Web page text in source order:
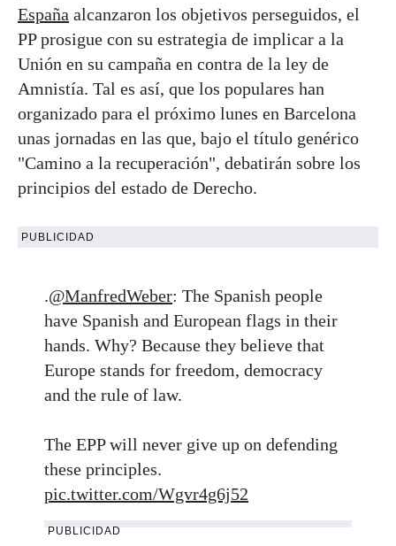
España alcanzaron los objetivos perseguidos, el
PP prosigue con su estrategia de implicar a la
Unión en su campaña en contra de la ley de
Amnistía. Tal es así, que los populares han
organizado para el próximo lunes en Barcelona
unas jornadas en las que, bajo el título genérico
"Camino a la recuperación", debatirán sobre los
principios del estado de Derecho.
PUBLICIDAD
.@ManfredWeber: The Spanish people
have Spanish and European flags in their
hands. Why? Because they believe that
Europe stands for freedom, democracy
and the rule of law.
The EPP will never give up on defending
these principles.
pic.twitter.com/Wgvr4g6j52
PUBLICIDAD